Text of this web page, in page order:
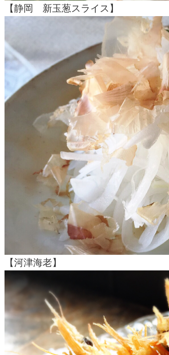
【静岡 新玉葱スライス】
【河津海老】